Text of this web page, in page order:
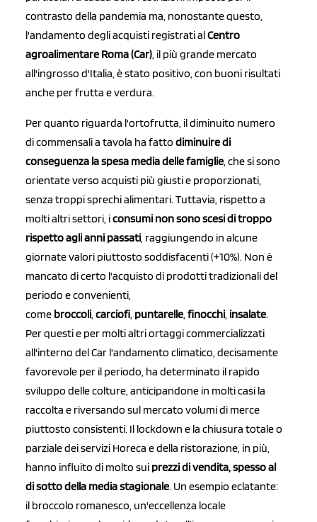
contrasto della pandemia ma, nonostante questo,
l'andamento degli acquisti registrati alCentro
agroalimentare Roma (Car), il più grande mercato
all'ingrosso d'Italia, è stato positivo, con buoni risultati
anche per frutta e verdura.
Per quanto riguarda l'ortofrutta, il diminuito numero
di commensali a tavola ha fatto diminuire di
conseguenza la spesa media delle famiglie, che si sono
orientate verso acquisti più giusti e proporzionati,
senza troppi sprechi alimentari. Tuttavia, rispetto a
molti altri settori, iconsumi non sono scesi di troppo
rispetto agli anni passati, raggiungendo in alcune
giornate valori piuttosto soddisfacenti (+10%). Non è
mancato di certo l'acquisto di prodotti tradizionali del
periodo e convenienti,
come broccoli, carciofi, puntarelle, finocchi, insalate.
Per questi e per molti altri ortaggi commercializzati
all'interno del Car l'andamento climatico, decisamente
favorevole per il periodo, ha determinato il rapido
sviluppo delle colture, anticipandone in molti casi la
raccolta e riversando sul mercato volumi di merce
piuttosto consistenti. Il lockdown e la chiusura totale o
parziale dei servizi Horeca e della ristorazione, in più,
hanno influito di molto sui prezzi di vendita, spesso al
di sotto della media stagionale. Un esempio eclatante:
il broccolo romanesco, un'eccellenza locale